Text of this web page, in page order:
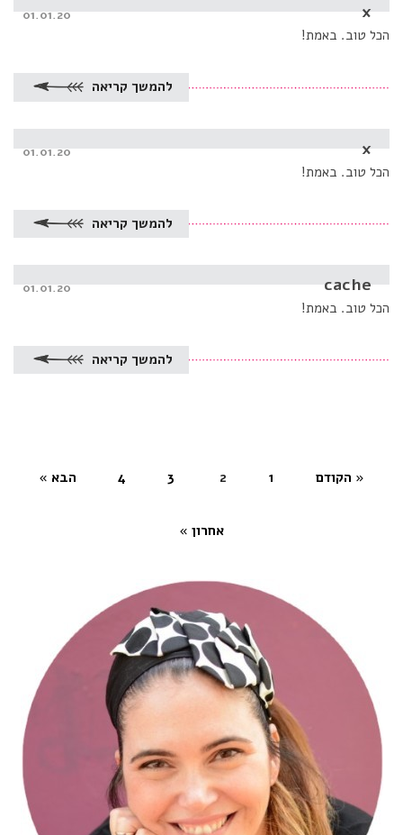
x
Posted
01.01.20
הכל טוב. באמת!
להמשך קריאה
x
Posted
01.01.20
הכל טוב. באמת!
להמשך קריאה
cache
Posted
01.01.20
הכל טוב. באמת!
להמשך קריאה
« הקודם 1
2
3
4 הבא »
אחרון »